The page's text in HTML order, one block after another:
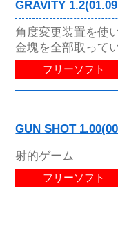
GRAVITY
角度変更装置を使
金塊を全部取って
フリーソフト
GUN SHOT
射的ゲーム
フリーソフト